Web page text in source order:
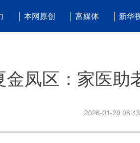
本网原创 富媒体 新华
金凤区：家医助
2026-01-29